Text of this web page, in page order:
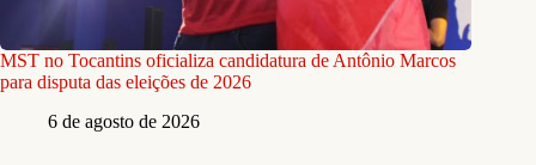
MST no Tocantins oficializa candidatura de Antônio Marcos
para disputa das eleições de 2026
6 de agosto de 2026